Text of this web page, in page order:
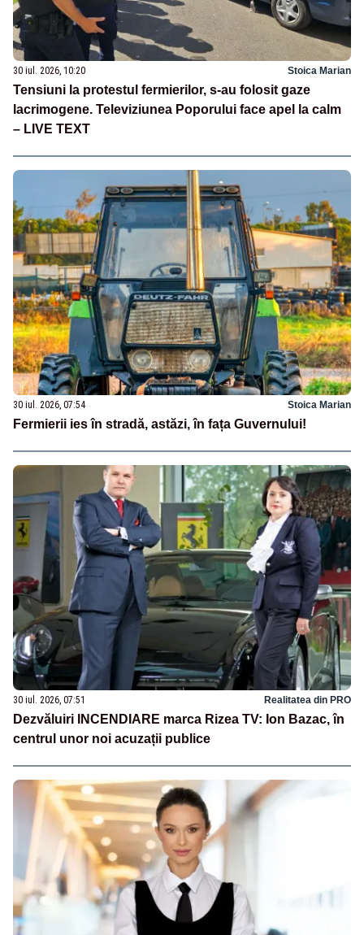
30 iul. 2026, 10:20 Stoica Marian
Tensiuni la protestul fermierilor, s-au folosit gaze
lacrimogene. Televiziunea Poporului face apel la calm
– LIVE TEXT
30 iul. 2026, 07:54 Stoica Marian
Fermierii ies în stradă, astăzi, în fața Guvernului!
30 iul. 2026, 07:51 Realitatea din PRO
Dezvăluiri INCENDIARE marca Rizea TV: Ion Bazac, în
centrul unor noi acuzații publice